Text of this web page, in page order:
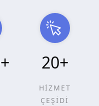
+ 20+
HİZMET
ÇEŞİDİ